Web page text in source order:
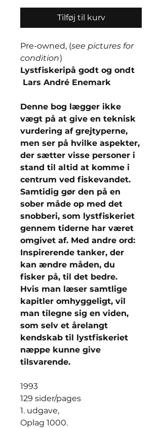
Tilføj til kurv
Pre-owned, (see pictures for
condition)
Lystfiskeripå godt og ondt
Lars André Enemark
Denne bog lægger ikke
vægt på at give en teknisk
vurdering af grejtyperne,
men ser på hvilke aspekter,
der sætter visse personer i
stand til altid at komme i
centrum ved fiskevandet.
Samtidig gør den på en
sober måde op med det
snobberi, som lystfiskeriet
gennem tiderne har været
omgivet af. Med andre ord:
Inspirerende tanker, der
kan ændre måden, du
fisker på, til det bedre.
Hvis man læser samtlige
kapitler omhyggeligt, vil
man tilegne sig en viden,
som selv et årelangt
kendskab til lystfiskeriet
næppe kunne give
tilsvarende.
1993
129 sider/pages
1. udgave,
Oplag 1000.